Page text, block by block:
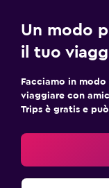
Un modo
il tuo
Facciamo in
viaggiare con
Trips è gratis e